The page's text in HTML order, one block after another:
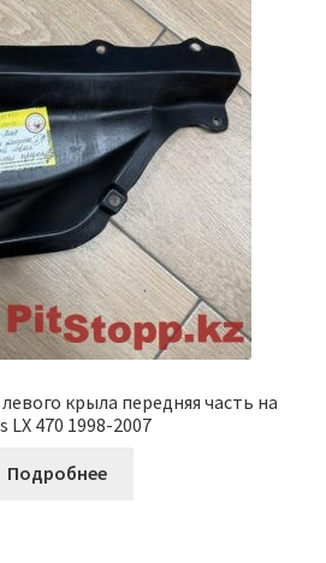
крыла передняя часть на
LX 470 1998-2007
Подробнее